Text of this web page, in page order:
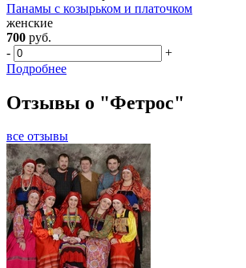
Панамы с козырьком и платочком
женские
700 руб.
-
+
Подробнее
Отзывы о "Фетрос"
все отзывы